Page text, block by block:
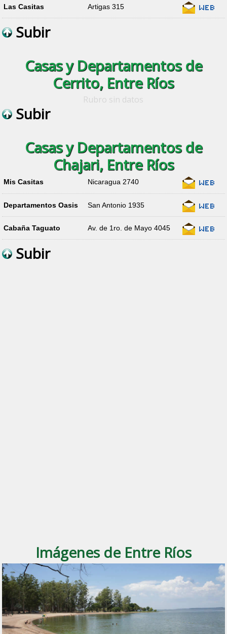
Las Casitas Artigas 315
Subir
Casas y Departamentos de
Cerrito, Entre Ríos
Rubro sin datos
Subir
Casas y Departamentos de
Chajari, Entre Ríos
Mis Casitas Nicaragua 2740
Departamentos Oasis San Antonio 1935
Cabaña Taguato Av. de 1ro. de Mayo 4045
Subir
Imágenes de Entre Ríos